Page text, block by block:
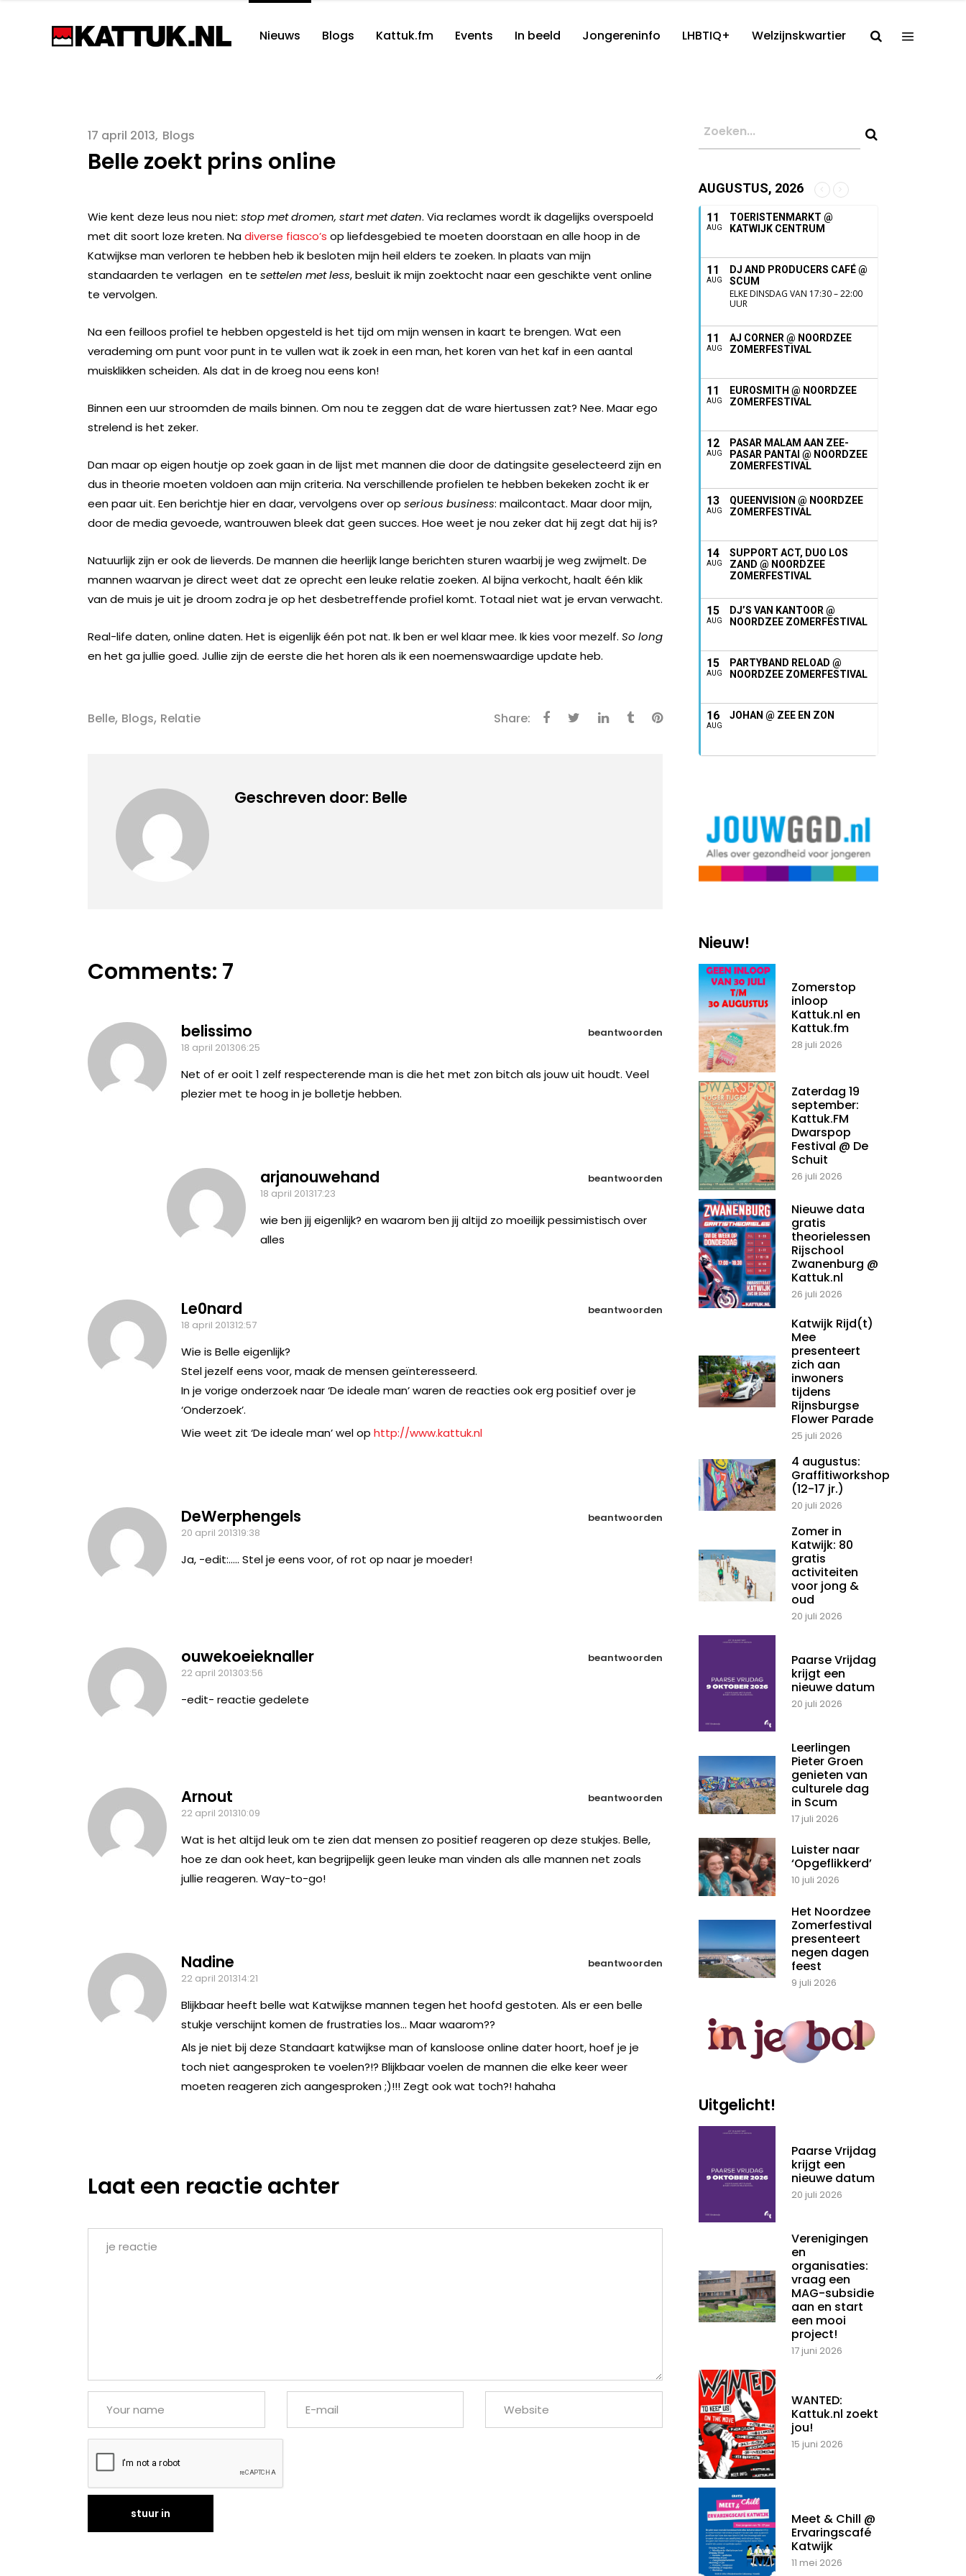
Nieuws Blogs Kattuk.fm Events In beeld Jongereninfo LHBTIQ+ Welzijnskwartier
17 april 2013 Blogs
Belle zoekt prins online
Wie kent deze leus nou niet: stop met dromen, start met daten. Via reclames wordt ik dagelijks overspoeld
met dit soort loze kreten. Nadiverse fiasco’s op liefdesgebied te moeten doorstaan en alle hoop in de
Katwijkse man verloren te hebben heb ik besloten mijn heil elders te zoeken. In plaats van mijn
standaarden te verlagen en te settelen met less, besluit ik mijn zoektocht naar een geschikte vent online
te vervolgen.
Na een feilloos profiel te hebben opgesteld is het tijd om mijn wensen in kaart te brengen. Wat een
verademing om punt voor punt in te vullen wat ik zoek in een man, het koren van het kaf in een aantal
muisklikken scheiden. Als dat in de kroeg nou eens kon!
Binnen een uur stroomden de mails binnen. Om nou te zeggen dat de ware hiertussen zat? Nee. Maar ego
strelend is het zeker.
Dan maar op eigen houtje op zoek gaan in de lijst met mannen die door de datingsite geselecteerd zijn en
dus in theorie moeten voldoen aan mijn criteria. Na verschillende profielen te hebben bekeken zocht ik er
een paar uit. Een berichtje hier en daar, vervolgens over op serious business: mailcontact. Maar door mijn,
door de media gevoede, wantrouwen bleek dat geen succes. Hoe weet je nou zeker dat hij zegt dat hij is?
Natuurlijk zijn er ook de lieverds. De mannen die heerlijk lange berichten sturen waarbij je weg zwijmelt. De
mannen waarvan je direct weet dat ze oprecht een leuke relatie zoeken. Al bijna verkocht, haalt één klik
van de muis je uit je droom zodra je op het desbetreffende profiel komt. Totaal niet wat je ervan verwacht.
Real-life daten, online daten. Het is eigenlijk één pot nat. Ik ben er wel klaar mee. Ik kies voor mezelf. So long
en het ga jullie goed. Jullie zijn de eerste die het horen als ik een noemenswaardige update heb.
Belle, Blogs, Relatie Share:
Geschreven door: Belle
Comments: 7
belissimo
beantwoorden
18 april 201306:25
Net of er ooit 1 zelf respecterende man is die het met zon bitch als jouw uit houdt. Veel
plezier met te hoog in je bolletje hebben.
arjanouwehand
beantwoorden
18 april 201317:23
wie ben jij eigenlijk? en waarom ben jij altijd zo moeilijk pessimistisch over
alles
Le0nard
beantwoorden
18 april 201312:57
Wie is Belle eigenlijk?
Stel jezelf eens voor, maak de mensen geïnteresseerd.
In je vorige onderzoek naar ‘De ideale man’ waren de reacties ook erg positief over je
‘Onderzoek’.
Wie weet zit ‘De ideale man’ wel op http://www.kattuk.nl
DeWerphengels
beantwoorden
20 april 201319:38
Ja, -edit:….. Stel je eens voor, of rot op naar je moeder!
ouwekoeieknaller
beantwoorden
22 april 201303:56
-edit- reactie gedelete
Arnout
beantwoorden
22 april 201310:09
Wat is het altijd leuk om te zien dat mensen zo positief reageren op deze stukjes. Belle,
hoe ze dan ook heet, kan begrijpelijk geen leuke man vinden als alle mannen net zoals
jullie reageren. Way-to-go!
Nadine
beantwoorden
22 april 201314:21
Blijkbaar heeft belle wat Katwijkse mannen tegen het hoofd gestoten. Als er een belle
stukje verschijnt komen de frustraties los… Maar waarom??
Als je niet bij deze Standaart katwijkse man of kansloose online dater hoort, hoef je je
toch niet aangesproken te voelen?!? Blijkbaar voelen de mannen die elke keer weer
moeten reageren zich aangesproken ;)!!! Zegt ook wat toch?! hahaha
Laat een reactie achter
AUGUSTUS, 2026
11
AUG
TOERISTENMARKT @
KATWIJK CENTRUM
11
AUG
DJ AND PRODUCERS CAFÉ @
SCUM
ELKE DINSDAG VAN 17:30 – 22:00
UUR
11
AUG
AJ CORNER @ NOORDZEE
ZOMERFESTIVAL
11
AUG
EUROSMITH @ NOORDZEE
ZOMERFESTIVAL
12
AUG
PASAR MALAM AAN ZEE-
PASAR PANTAI @ NOORDZEE
ZOMERFESTIVAL
13
AUG
QUEENVISION @ NOORDZEE
ZOMERFESTIVAL
14
AUG
SUPPORT ACT, DUO LOS
ZAND @ NOORDZEE
ZOMERFESTIVAL
15
AUG
DJ’S VAN KANTOOR @
NOORDZEE ZOMERFESTIVAL
15
AUG
PARTYBAND RELOAD @
NOORDZEE ZOMERFESTIVAL
16
AUG
JOHAN @ ZEE EN ZON
Nieuw!
Zomerstop
inloop
Kattuk.nl en
Kattuk.fm
28 juli 2026
Zaterdag 19
september:
Kattuk.FM
Dwarspop
Festival @ De
Schuit
26 juli 2026
Nieuwe data
gratis
theorielessen
Rijschool
Zwanenburg @
Kattuk.nl
26 juli 2026
Katwijk Rijd(t)
Mee
presenteert
zich aan
inwoners
tijdens
Rijnsburgse
Flower Parade
25 juli 2026
4 augustus:
Graffitiworkshop
(12-17 jr.)
20 juli 2026
Zomer in
Katwijk: 80
gratis
activiteiten
voor jong &
oud
20 juli 2026
Paarse Vrijdag
krijgt een
nieuwe datum
20 juli 2026
Leerlingen
Pieter Groen
genieten van
culturele dag
in Scum
17 juli 2026
Luister naar
‘Opgeflikkerd’
10 juli 2026
Het Noordzee
Zomerfestival
presenteert
negen dagen
feest
9 juli 2026
Uitgelicht!
Paarse Vrijdag
krijgt een
nieuwe datum
20 juli 2026
Verenigingen
en
organisaties:
vraag een
MAG-subsidie
aan en start
een mooi
project!
17 juni 2026
WANTED:
Kattuk.nl zoekt
jou!
15 juni 2026
Meet & Chill @
Ervaringscafé
Katwijk
11 mei 2026